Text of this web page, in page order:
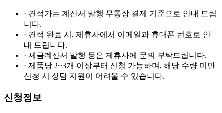
· 견적가는 계산서 발행 무통장 결제 기준으로 안내 드립
니다.
· 견적 완료 시, 제휴사에서 이메일과 휴대폰 번호로 안
내 드립니다.
· 세금계산서 발행 등은 제휴사에 문의 부탁드립니다.
· 제품당 2~3개 이상부터 신청 가능하며, 해당 수량 미만
신청 시 상담 지원이 어려울 수 있습니다.
신청정보